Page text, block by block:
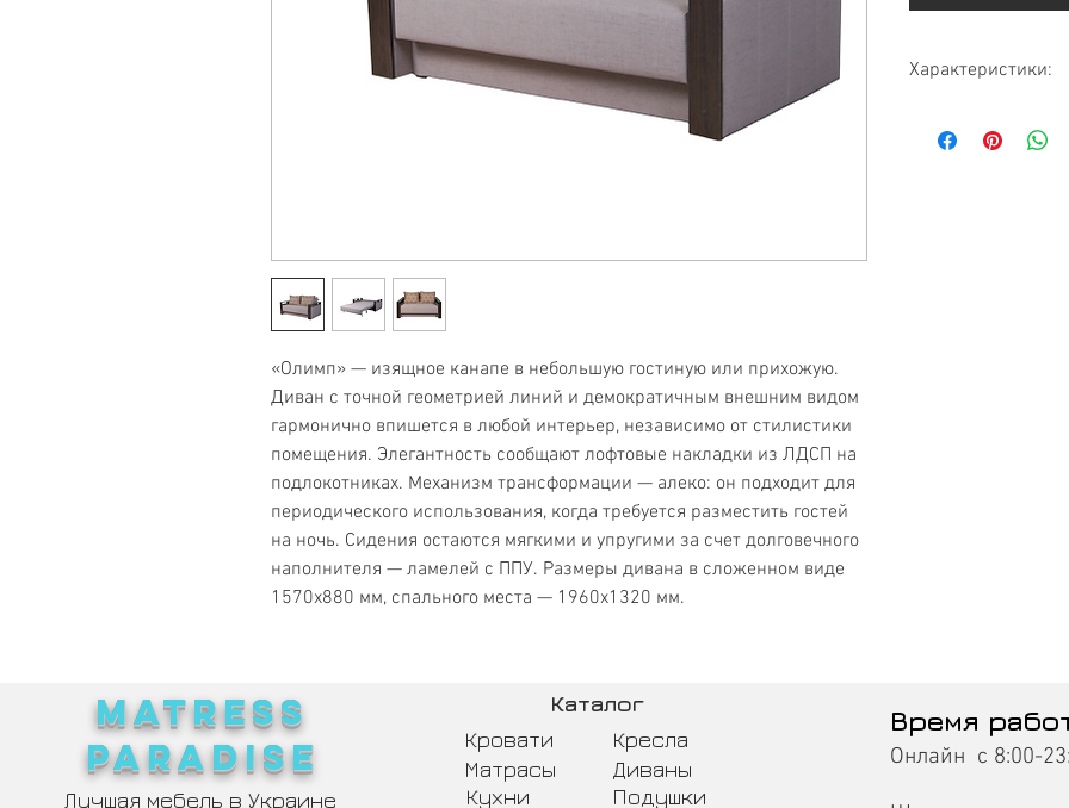
«Олимп» — изящное канапе в небольшую гостиную или прихожую.
Диван с точной геометрией линий и демократичным внешним видом
гармонично впишется в любой интерьер, независимо от стилистики
помещения. Элегантность сообщают лофтовые накладки из ЛДСП на
подлокотниках. Механизм трансформации — алеко: он подходит для
периодического использования, когда требуется разместить гостей
на ночь. Сидения остаются мягкими и упругими за счет долговечного
наполнителя — ламелей с ППУ. Размеры дивана в сложенном виде
1570х880 мм, спального места — 1960х1320 мм.
Характеристики:
Тип
MATRESS
PARADISE
Лучшая мебель в Украине
Каталог
Кровати
Матрасы
Кухни
Кресла
Диваны
Подушки
Время
Онлайн с 8:00-